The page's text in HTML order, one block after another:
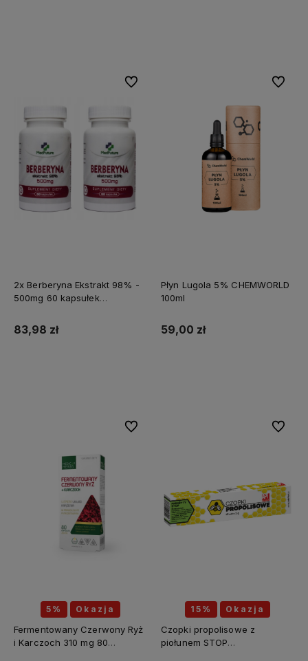
2x Berberyna Ekstrakt 98% -
500mg 60 kapsułek
83,98 zł
Do ulubionych
Płyn Lugola 5% CHEMWORLD
100ml
59,00 zł
Do
5% Okazja
Fermentowany Czerwony Ryż
i Karczoch 310 mg 80
Do ulubionych
15% Okazja
Czopki propolisowe z
piołunem STOP
Do